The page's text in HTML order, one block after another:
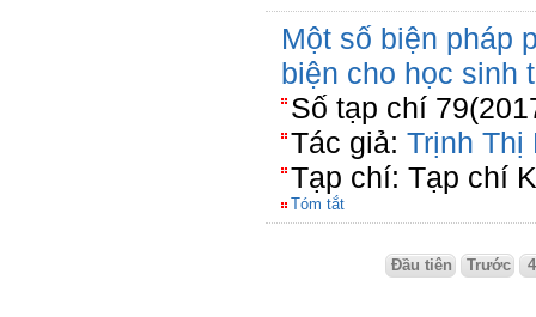
Một số biện pháp
biện cho học sinh
Số tạp chí
Tác giả: Trịnh Thị
Tạp chí: Tạp chí
Tóm tắt
Đầu tiên Trước 4